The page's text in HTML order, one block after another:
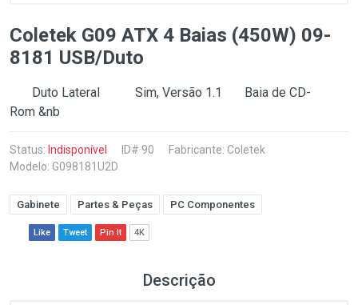
Coletek G09 ATX 4 Baias (450W) 09-
8181 USB/Duto
Duto Lateral Sim, Versão 1.1 Baia de CD-
Rom &nb
Status: Indisponível ID# 90 Fabricante: Coletek
Modelo: G098181U2D
Gabinete Partes & Peças PC Componentes
Like Tweet Pin It 4K
Descrição